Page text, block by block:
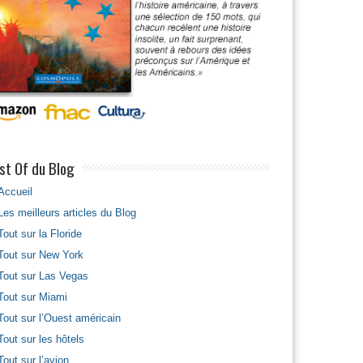
Of du Blog
meilleurs articles du Blog
sur la Floride
sur New York
sur Las Vegas
sur Miami
sur l’Ouest américain
sur les hôtels
sur l’avion